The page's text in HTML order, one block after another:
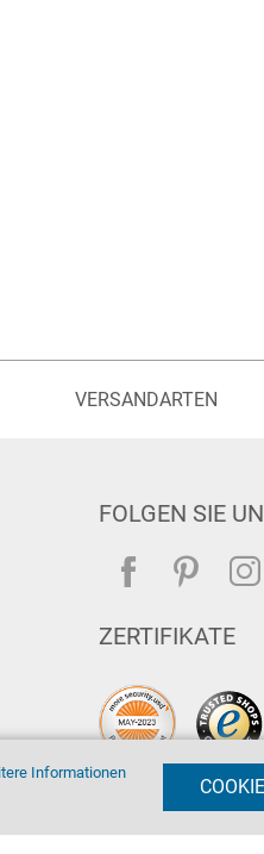
Informationen
VERSANDARTEN
FOLGEN SIE
ZERTIFIKATE